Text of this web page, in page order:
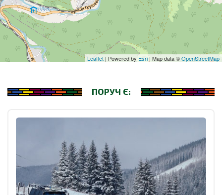
Leaflet | Powered byEsri | Map data ©OpenStreetMap
ПОРУЧ Є: